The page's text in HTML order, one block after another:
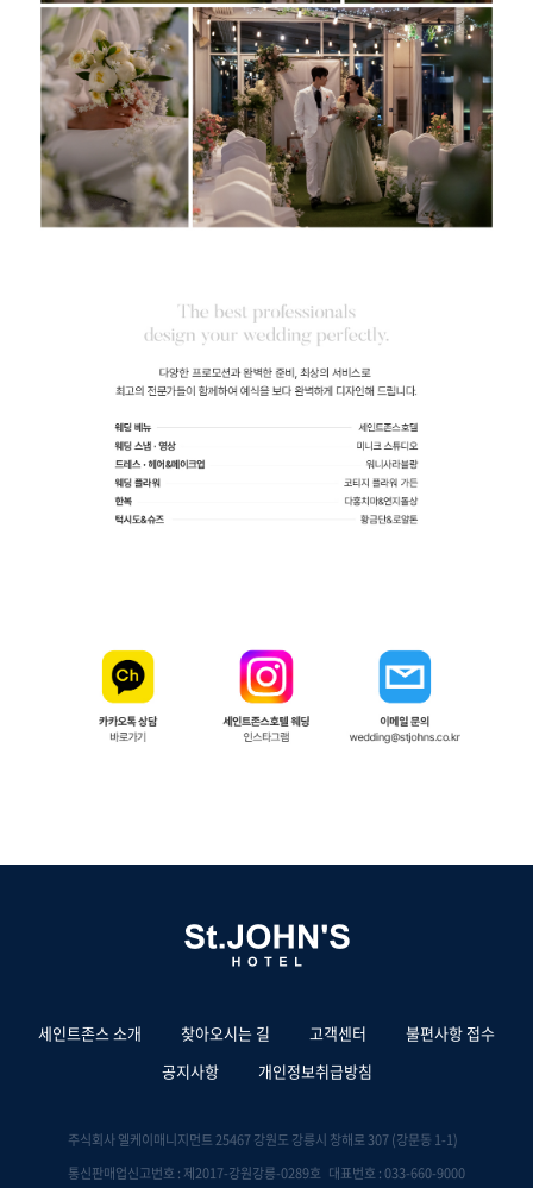
세인트존스 소개 찾아오시는 길 고객센터
불편사항 접수
공지사항
개인정보취급방침
주식회사 엘케이매니지먼트 25467 강원도 강릉시 창해로 307 (강문동 1-1)
통신판매업신고번호 : 제2017-강원강릉-0289호 대표번호 : 033-660-9000